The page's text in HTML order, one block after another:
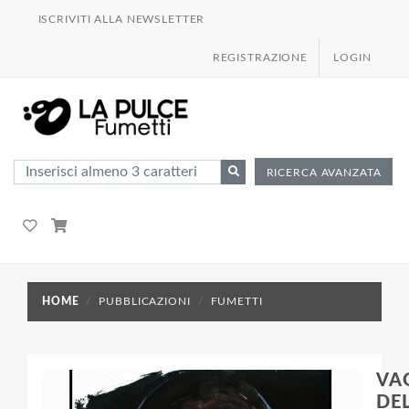
ISCRIVITI ALLA NEWSLETTER
REGISTRAZIONE LOGIN
RICERCA AVANZATA
HOME PUBBLICAZIONI FUMETTI